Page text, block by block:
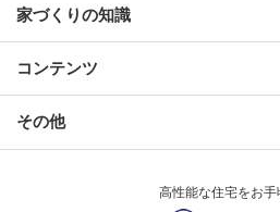
家づくりの知識
コンテンツ
その他
高性能な住宅をお手